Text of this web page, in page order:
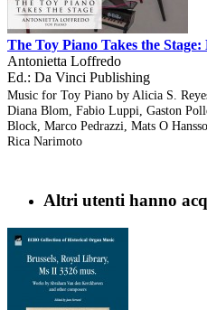
The Toy Piano Takes the
Antonietta Loffredo
Ed.: Da Vinci Publishing
Music for Toy Piano by Alicia S.
Diana Blom, Fabio Luppi, Gaston
Block, Marco Pedrazzi, Mats O
Rica Narimoto
Altri utenti hanno